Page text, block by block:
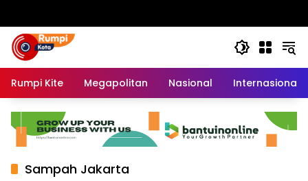
Rumpi Kite Megapolitan Nasional Internasional
Sampah Jakarta